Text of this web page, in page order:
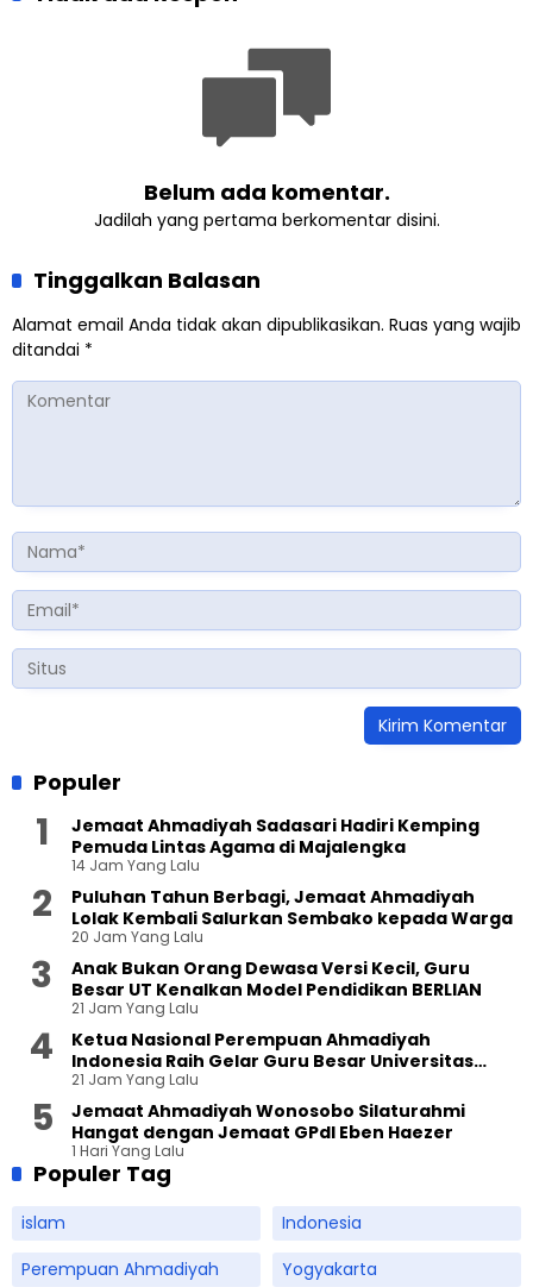
Belum ada komentar.
Jadilah yang pertama berkomentar disini.
Tinggalkan Balasan
Alamat email Anda tidak akan dipublikasikan. Ruas yang wajib
ditandai *
Populer
Jemaat Ahmadiyah Sadasari Hadiri Kemping
Pemuda Lintas Agama di Majalengka
14 Jam Yang Lalu
Puluhan Tahun Berbagi, Jemaat Ahmadiyah
Lolak Kembali Salurkan Sembako kepada Warga
20 Jam Yang Lalu
Anak Bukan Orang Dewasa Versi Kecil, Guru
Besar UT Kenalkan Model Pendidikan BERLIAN
21 Jam Yang Lalu
Ketua Nasional Perempuan Ahmadiyah
Indonesia Raih Gelar Guru Besar Universitas
Terbuka
21 Jam Yang Lalu
Jemaat Ahmadiyah Wonosobo Silaturahmi
Hangat dengan Jemaat GPdI Eben Haezer
1 Hari Yang Lalu
Populer Tag
islam
Indonesia
Perempuan Ahmadiyah
Yogyakarta